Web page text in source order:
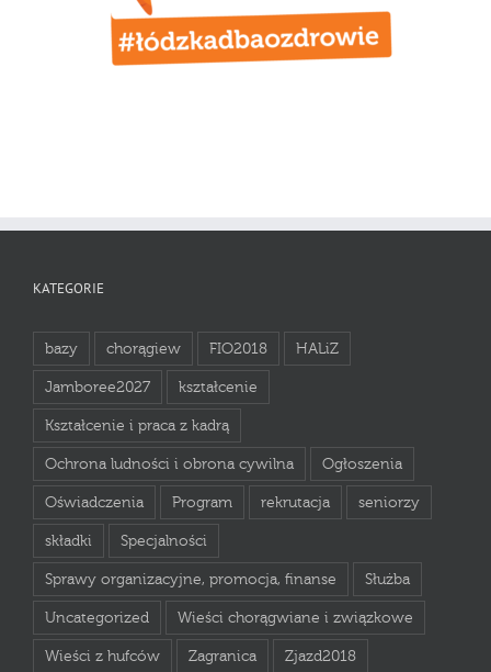
KATEGORIE
bazy chorągiew FIO2018 HALiZ
Jamboree2027 kształcenie
Kształcenie i praca z kadrą
Ochrona ludności i obrona cywilna Ogłoszenia
Oświadczenia Program rekrutacja seniorzy
składki Specjalności
Sprawy organizacyjne, promocja, finanse Służba
Uncategorized Wieści chorągwiane i związkowe
Wieści z hufców Zagranica Zjazd2018